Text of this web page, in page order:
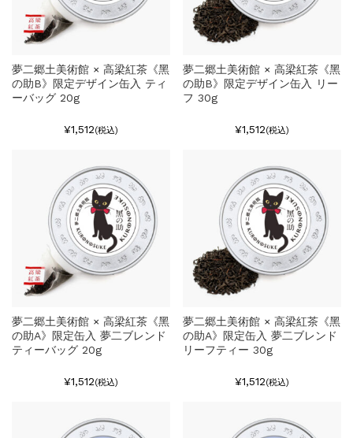
夢二郷土美術館 × 高梁紅茶《黑
の助B》限定デザイン缶入 ティ
ーバッグ 20g
¥1,512(税込)
夢二郷土美術館 × 高梁紅茶《黑
の助B》限定デザイン缶入 リー
フ 30g
¥1,512(税込)
夢二郷土美術館 × 高梁紅茶《黑
の助A》限定缶入 夢二ブレンド
ティーバッグ 20g
¥1,512(税込)
夢二郷土美術館 × 高梁紅茶《黑
の助A》限定缶入 夢二ブレンド
リーフティー 30g
¥1,512(税込)